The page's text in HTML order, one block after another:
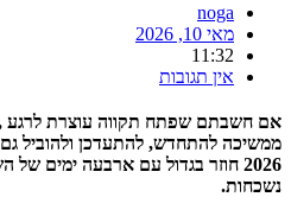
noga
מאי 10, 2026
11:32
אין תגובות
אם חשבתם שפתח תקווה עוצרת לרגע
ממשיכה להתחדש, להתעדכן ולהוביל
2026 חוזר בגדול עם ארבעה ימים
נשכחות.